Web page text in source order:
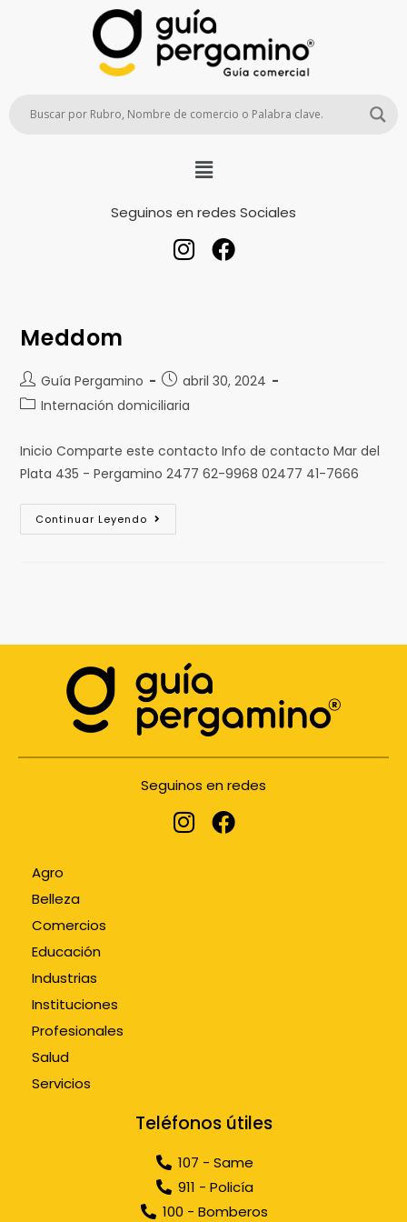
Seguinos en redes Sociales
Meddom
Guía Pergamino
abril 30, 2024
Internación domiciliaria
Inicio Comparte este contacto Info de contacto Mar del
Plata 435 - Pergamino 2477 62-9968 02477 41-7666
Continuar Leyendo
Seguinos en redes
Agro
Belleza
Comercios
Educación
Industrias
Instituciones
Profesionales
Salud
Servicios
Teléfonos útiles
107 - Same
911 - Policía
100 - Bomberos